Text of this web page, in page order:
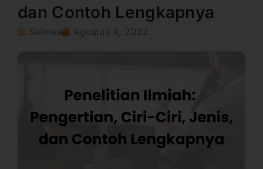
dan Contoh Lengkapnya
Salmaa Agustus 4, 2022